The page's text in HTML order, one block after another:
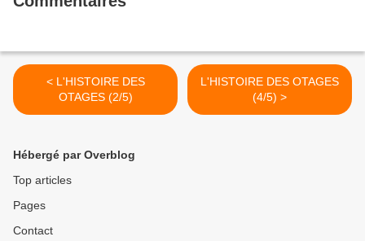
< L'HISTOIRE DES
OTAGES (2/5)
L'HISTOIRE DES OTAGES
(4/5) >
Hébergé par Overblog
Top articles
Pages
Contact